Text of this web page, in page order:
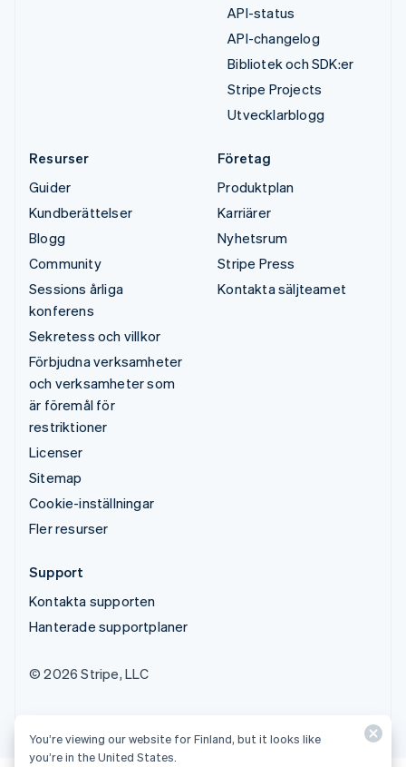
API-status
API-changelog
Bibliotek och SDK:er
Stripe Projects
Utvecklarblogg
Resurser
Guider
Kundberättelser
Blogg
Community
Sessions årliga
konferens
Sekretess och villkor
Förbjudna verksamheter
och verksamheter som
är föremål för
restriktioner
Licenser
Sitemap
Cookie-inställningar
Fler resurser
Företag
Produktplan
Karriärer
Nyhetsrum
Stripe Press
Kontakta säljteamet
Support
Kontakta supporten
Hanterade supportplaner
© 2026 Stripe, LLC
You’re viewing our website for Finland, but it looks like
you’re in the United States.